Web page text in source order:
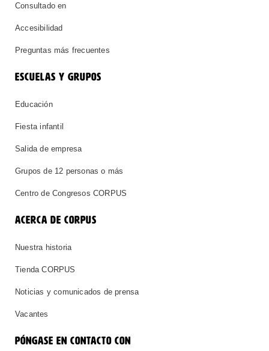
Consultado en
Accesibilidad
Preguntas más frecuentes
ESCUELAS Y GRUPOS
Educación
Fiesta infantil
Salida de empresa
Grupos de 12 personas o más
Centro de Congresos CORPUS
ACERCA DE CORPUS
Nuestra historia
Tienda CORPUS
Noticias y comunicados de prensa
Vacantes
PÓNGASE EN CONTACTO CON